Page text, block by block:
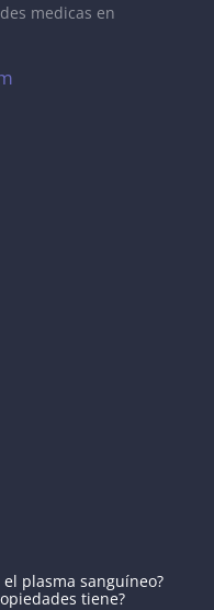
medicas en
el plasma sanguíneo?
tiene?